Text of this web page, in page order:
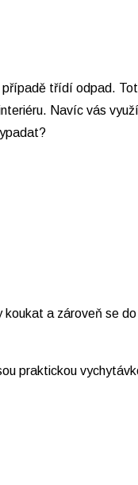
třídí odpad.
Navíc vás
a zároveň se
praktickou